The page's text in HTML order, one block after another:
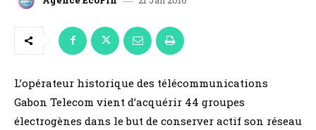
L’opérateur historique des télécommunications
Gabon Telecom vient d’acquérir 44 groupes
électrogènes dans le but de conserver actif son réseau